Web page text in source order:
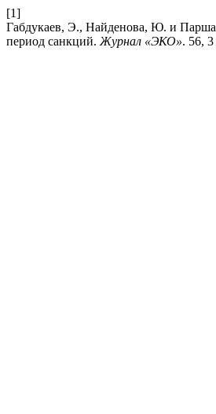
[1]
Габдукаев, Э., Найденова, Ю. и
период санкций. Журнал «ЭКО». 56,